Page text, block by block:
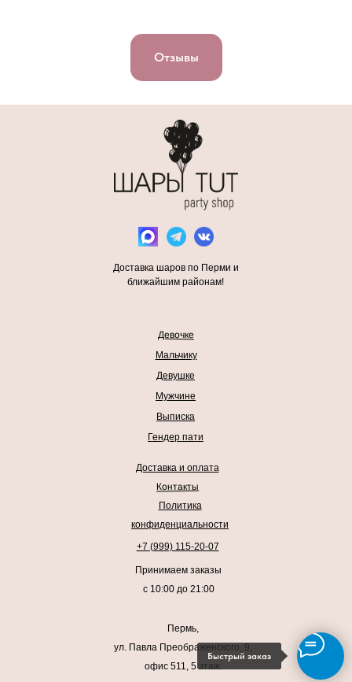
Быстрый заказ
Отзывы
Доставка шаров по Перми и
ближайшим районам!
Девочке
Мальчику
Девушке
Мужчине
Выписка
Гендер пати
Принимаем заказы
с 10:00 до 21:00
Пермь,
ул. Павла Преображенского, 9,
офис 511, 5 этаж.
Доставка и оплата
Политика
конфиденциальности
Контакты
+7 (999) 115-20-07